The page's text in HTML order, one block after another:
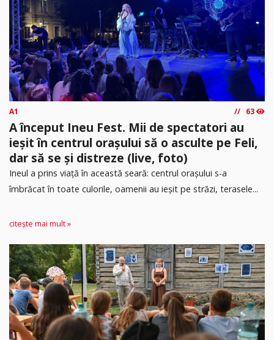
A1 63
A început Ineu Fest. Mii de spectatori au
ieșit în centrul orașului să o asculte pe Feli,
dar să se și distreze (live, foto)
Ineul a prins viață în această seară: centrul orașului s-a
îmbrăcat în toate culorile, oamenii au ieșit pe străzi, terasele...
citește mai mult »